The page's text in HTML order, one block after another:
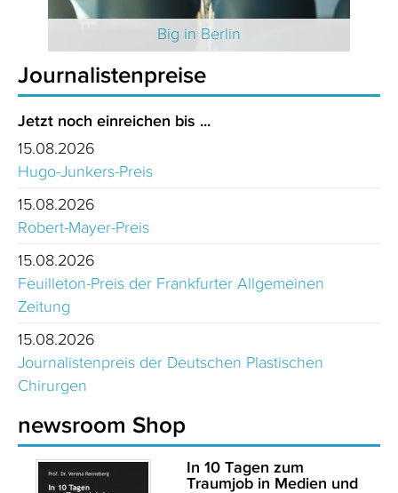
Big in Berlin
Journalistenpreise
Jetzt noch einreichen bis ...
15.08.2026
Hugo-Junkers-Preis
15.08.2026
Robert-Mayer-Preis
15.08.2026
Feuilleton-Preis der Frankfurter Allgemeinen
Zeitung
15.08.2026
Journalistenpreis der Deutschen Plastischen
Chirurgen
newsroom Shop
In 10 Tagen zum
Traumjob in Medien und